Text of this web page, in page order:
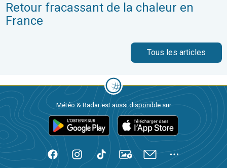
Retour fracassant de la chaleur en
France
Tous les articles
Météo & Radar est aussi disponible sur